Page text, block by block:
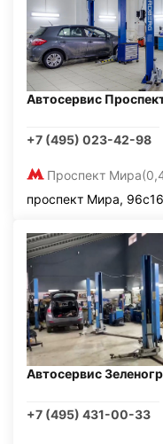
Автосервис
+7 (495) 023-42-98
Проспект Мира
проспект Мира, 96с16
Автосервис
+7 (495) 431-00-33